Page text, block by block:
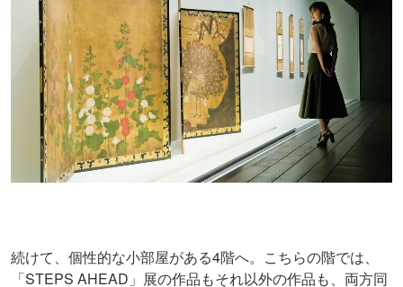
続けて、個性的な小部屋がある4階へ。こちらの階では、
「STEPS AHEAD」展の作品もそれ以外の作品も、両方同